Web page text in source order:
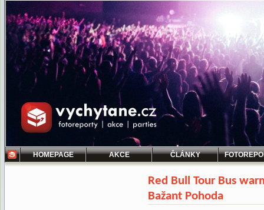
HOMEPAGE AKCE ČLÁNKY
Red Bull Tour Bus
Bažant Pohoda